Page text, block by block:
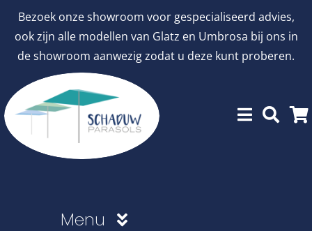
Bezoek onze showroom voor gespecialiseerd advies,
ook zijn alle modellen van Glatz en Umbrosa bij ons in
de showroom aanwezig zodat u deze kunt proberen.
inhoud
Menu